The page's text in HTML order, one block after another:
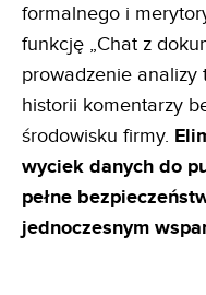
formalnego i
funkcję „Chat z
prowadzenie analizy
historii komentarzy
środowisku firmy.
wyciek danych do
pełne
jednoczesnym